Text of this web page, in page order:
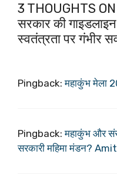
3 THOUGHTS
सरकार की गाइडलाइन
स्वतंत्रता पर गंभीर
Pingback:महाकुंभ मेला
Pingback:महाकुंभ और
सरकारी महिमा मंडन?